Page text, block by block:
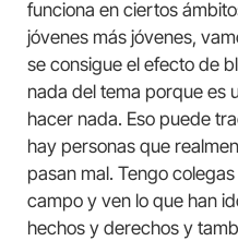
funciona en ciertos
jóvenes más jóvenes,
se consigue el efecto de
nada del tema porque es
hacer nada. Eso puede
hay personas que
pasan mal. Tengo
campo y ven lo que han
hechos y derechos y